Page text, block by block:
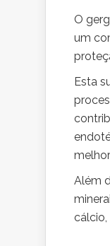
O
um
Esta
Além
cálcio,